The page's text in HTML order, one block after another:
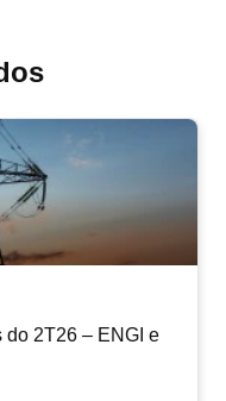
2T26 – ENGI e